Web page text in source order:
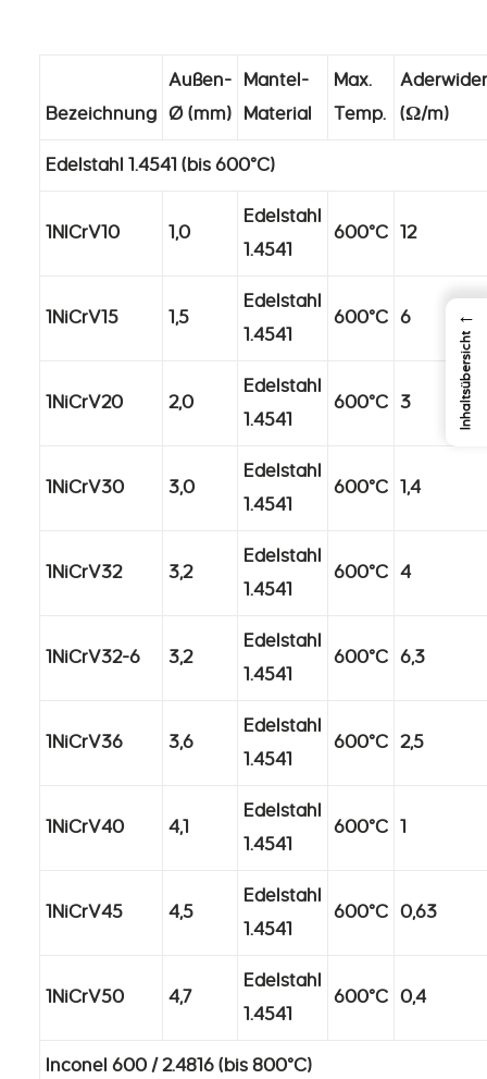
Bezeichnung
Außen-
Ø (mm)
Mantel-
Material
Max.
Temp.
(Ω/m)
Edelstahl 1.4541 (bis 600°C)
1NICrV10 1,0
Edelstahl
1.4541
600°C 12
1NiCrV15 1,5
Edelstahl
1.4541
600°C 6
1NiCrV20 2,0
Edelstahl
1.4541
600°C 3
1NiCrV30 3,0
Edelstahl
1.4541
600°C 1,4
1NiCrV32 3,2
Edelstahl
1.4541
600°C 4
1NiCrV32-6 3,2
Edelstahl
1.4541
600°C 6,3
1NiCrV36 3,6
Edelstahl
1.4541
600°C 2,5
1NiCrV40 4,1
Edelstahl
1.4541
600°C 1
1NiCrV45 4,5
Edelstahl
1.4541
600°C 0,63
1NiCrV50 4,7
Edelstahl
1.4541
600°C 0,4
Inconel 600 / 2.4816 (bis 800°C)
←
Inhaltsübersicht